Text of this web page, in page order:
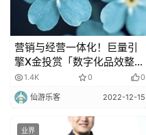
营销与经营一体化！巨量引
擎X金投赏「数字化品效整
合」赛道榜单揭晓
1.4K 0 0
仙游乐客 2022-12-15
业界